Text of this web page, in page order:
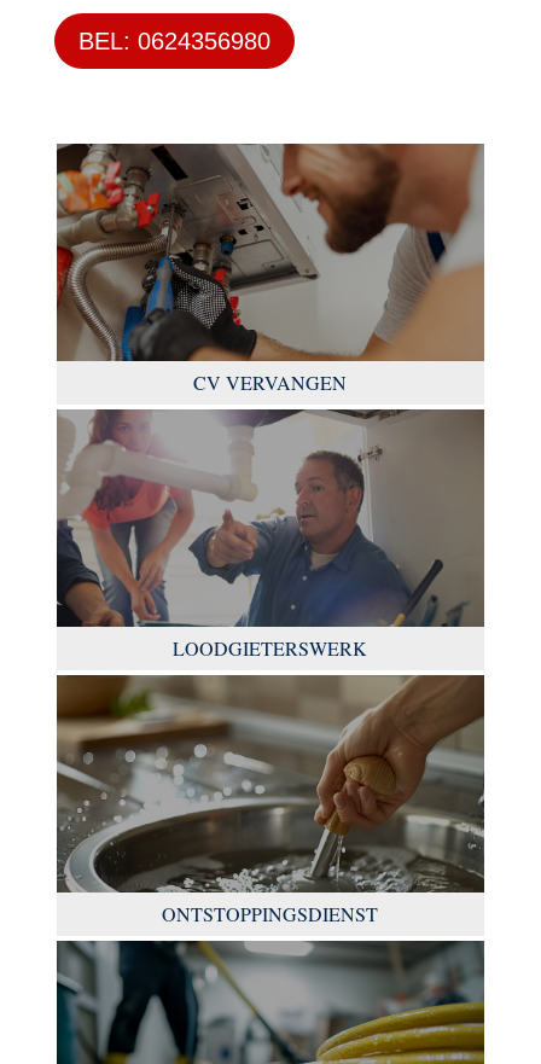
BEL: 0624356980
CV VERVANGEN
LOODGIETERSWERK
ONTSTOPPINGSDIENST